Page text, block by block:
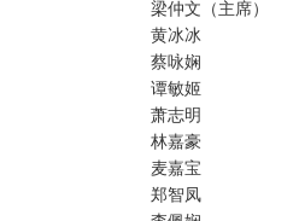
梁仲文（主席）
黄冰冰
蔡咏娴
谭敏姬
萧志明
林嘉豪
麦嘉宝
郑智凤